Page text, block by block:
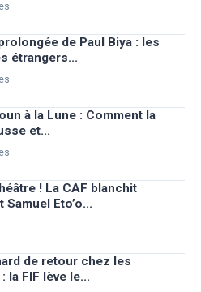
de Paul Biya : les
étrangers...
à la Lune : Comment la
et...
! La CAF blanchit
Eto’o...
de retour chez les
la FIF lève le...